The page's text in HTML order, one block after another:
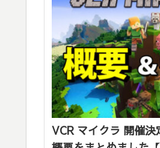
VCR マイクラ 開催